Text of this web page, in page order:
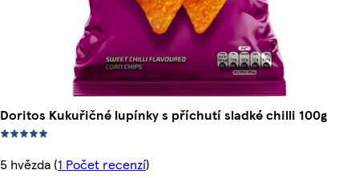
Doritos Kukuřičné lupínky s příchutí sladké chilli 100g
5 hvězda (1 Počet recenzí)